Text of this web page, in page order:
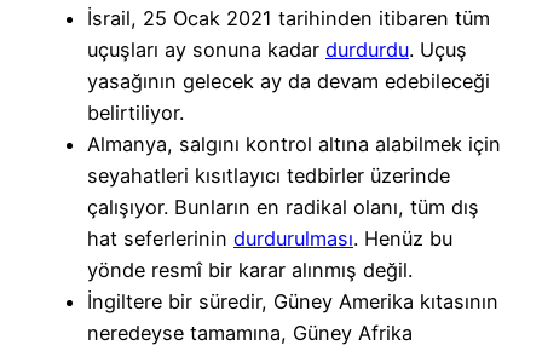
İsrail, 25 Ocak 2021 tarihinden itibaren tüm
uçuşları ay sonuna kadar durdurdu. Uçuş
yasağının gelecek ay da devam edebileceği
belirtiliyor.
Almanya, salgını kontrol altına alabilmek için
seyahatleri kısıtlayıcı tedbirler üzerinde
çalışıyor. Bunların en radikal olanı, tüm dış
hat seferlerinin durdurulması. Henüz bu
yönde resmî bir karar alınmış değil.
İngiltere bir süredir, Güney Amerika kıtasının
neredeyse tamamına, Güney Afrika